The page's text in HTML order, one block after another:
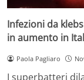
Infezioni da
in aumento in
Paola Pagliaro
I superbatteri